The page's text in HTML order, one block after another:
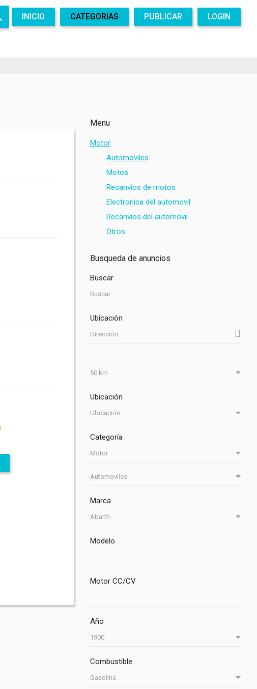
INICIO CATEGORIAS PUBLICAR LOGIN
Menu
Motor
Automoviles
Motos
Recanvios de motos
Electronica del automovil
Recanvios del automovil
Otros
Busqueda de anuncios
Buscar
Ubicación
Ubicación
Categoría
Marca
Modelo
Motor CC/CV
Año
Combustible